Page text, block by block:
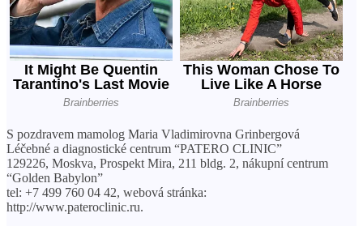
S pozdravem mamolog Maria Vladimirovna Grinbergová
Léčebné a diagnostické centrum “PATERO CLINIC”
129226, Moskva, Prospekt Mira, 211 bldg. 2, nákupní centrum
“Golden Babylon”
tel: +7 499 760 04 42, webová stránka:
http://www.pateroclinic.ru.